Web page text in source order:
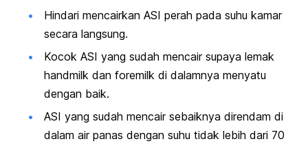
Hindari mencairkan ASI perah pada suhu kamar
secara langsung.
Kocok ASI yang sudah mencair supaya lemak
handmilk dan foremilk di dalamnya menyatu
dengan baik.
ASI yang sudah mencair sebaiknya direndam di
dalam air panas dengan suhu tidak lebih dari 70